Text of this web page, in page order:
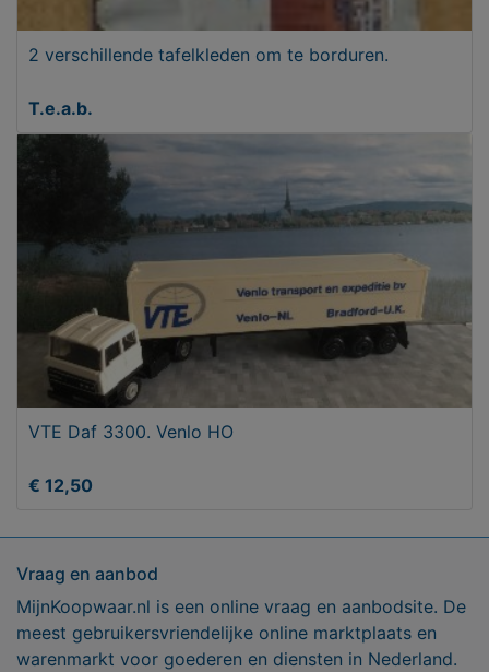
2 verschillende tafelkleden om te borduren.
T.e.a.b.
VTE Daf 3300. Venlo HO
€ 12,50
Vraag en aanbod
MijnKoopwaar.nl is een online vraag en aanbodsite. De
meest gebruikersvriendelijke online marktplaats en
warenmarkt voor goederen en diensten in Nederland.